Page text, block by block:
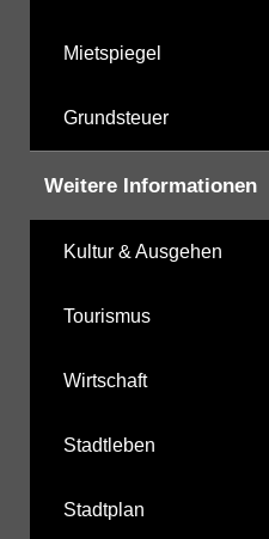
Mietspiegel
Grundsteuer
Weitere Informationen
Kultur & Ausgehen
Tourismus
Wirtschaft
Stadtleben
Stadtplan